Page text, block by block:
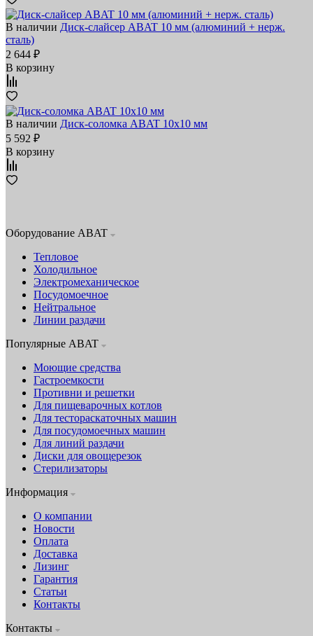
В наличии Диск‑слайсер ABAT 10 мм (алюминий + нерж.
сталь)
2 644 ₽
В корзину
В наличии Диск‑соломка ABAT 10x10 мм
5 592 ₽
В корзину
Оборудование ABAT
Тепловое
Холодильное
Электромеханическое
Посудомоечное
Нейтральное
Линии раздачи
Популярные ABAT
Моющие средства
Гастроемкости
Противни и решетки
Для пищеварочных котлов
Для тестораскаточных машин
Для посудомоечных машин
Для линий раздачи
Диски для овощерезок
Стерилизаторы
Информация
О компании
Новости
Оплата
Доставка
Лизинг
Гарантия
Статьи
Контакты
Контакты